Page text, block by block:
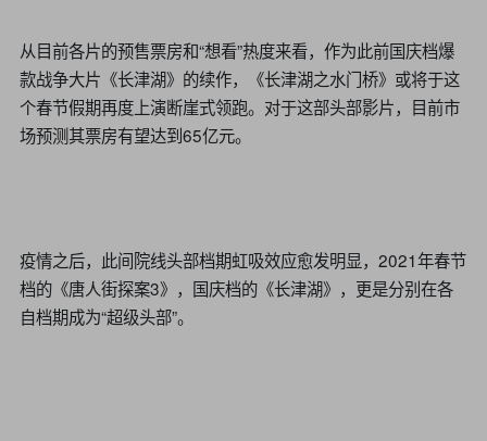
从目前各片的预售票房和“想看”热度来看，作为此前国庆档爆
款战争大片《长津湖》的续作，《长津湖之水门桥》或将于这
个春节假期再度上演断崖式领跑。对于这部头部影片，目前市
场预测其票房有望达到65亿元。
疫情之后，此间院线头部档期虹吸效应愈发明显，2021年春节
档的《唐人街探案3》，国庆档的《长津湖》，更是分别在各
自档期成为“超级头部”。